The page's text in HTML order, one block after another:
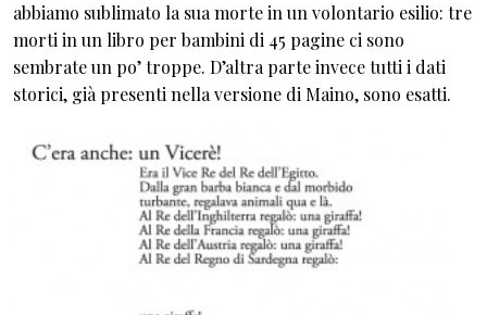
abbiamo sublimato la sua morte in un volontario esilio: tre
morti in un libro per bambini di 45 pagine ci sono
sembrate un po’ troppe. D’altra parte invece tutti i dati
storici, già presenti nella versione di Maino, sono esatti.